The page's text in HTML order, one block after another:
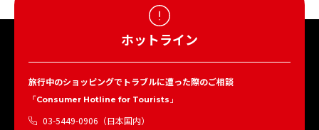
ホットライン
旅行中のショッピングでトラブルに遭った際のご相談
「Consumer Hotline for Tourists」
03-5449-0906（日本国内）